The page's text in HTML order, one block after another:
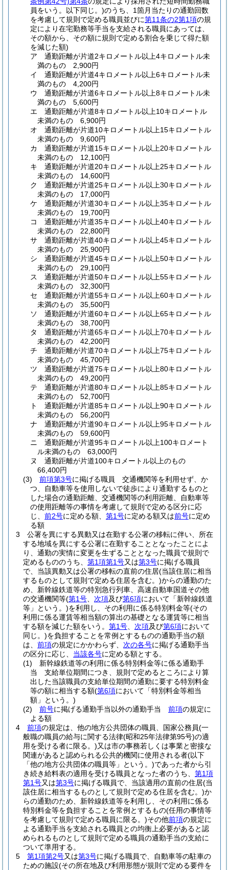
員をいう。以下同じ。)のうち、1箇月当たりの通勤回数
を考慮して規則で定める職員並びに第11条の2第1項の規
定により在宅勤務等手当を支給される職員にあっては、
その額から、その額に規則で定める割合を乗じて得た額
を減じた額)
ア
通勤距離が片道2キロメートル以上4キロメートル未
満のもの 2,900円
イ
通勤距離が片道4キロメートル以上6キロメートル未
満のもの 4,200円
ウ
通勤距離が片道6キロメートル以上8キロメートル未
満のもの 5,600円
エ
通勤距離が片道8キロメートル以上10キロメートル
未満のもの 6,900円
オ
通勤距離が片道10キロメートル以上15キロメートル
未満のもの 9,600円
カ
通勤距離が片道15キロメートル以上20キロメートル
未満のもの 12,100円
キ
通勤距離が片道20キロメートル以上25キロメートル
未満のもの 14,600円
ク
通勤距離が片道25キロメートル以上30キロメートル
未満のもの 17,000円
ケ
通勤距離が片道30キロメートル以上35キロメートル
未満のもの 19,700円
コ
通勤距離が片道35キロメートル以上40キロメートル
未満のもの 22,800円
サ
通勤距離が片道40キロメートル以上45キロメートル
未満のもの 25,900円
シ
通勤距離が片道45キロメートル以上50キロメートル
未満のもの 29,100円
ス
通勤距離が片道50キロメートル以上55キロメートル
未満のもの 32,300円
セ
通勤距離が片道55キロメートル以上60キロメートル
未満のもの 35,500円
ソ
通勤距離が片道60キロメートル以上65キロメートル
未満のもの 38,700円
タ
通勤距離が片道65キロメートル以上70キロメートル
未満のもの 42,200円
チ
通勤距離が片道70キロメートル以上75キロメートル
未満のもの 45,700円
ツ
通勤距離が片道75キロメートル以上80キロメートル
未満のもの 49,200円
テ
通勤距離が片道80キロメートル以上85キロメートル
未満のもの 52,700円
ト
通勤距離が片道85キロメートル以上90キロメートル
未満のもの 56,200円
ナ
通勤距離が片道90キロメートル以上95キロメートル
未満のもの 59,600円
ニ
通勤距離が片道95キロメートル以上100キロメート
ル未満のもの 63,000円
ヌ
通勤距離が片道100キロメートル以上のもの
66,400円
(3)
前項第3号に掲げる職員 交通機関等を利用せず、か
つ、自動車等を使用しないで徒歩により通勤するものと
した場合の通勤距離、交通機関等の利用距離、自動車等
の使用距離等の事情を考慮して規則で定める区分に応
じ、 前2号に定める額、 第1号に定める額又は前号に定め
る額
3
公署を異にする異動又は在勤する公署の移転に伴い、所在
する地域を異にする公署に在勤することとなったことによ
り、通勤の実情に変更を生ずることとなった職員で規則で
定めるもののうち、 第1項第1号又は第3号に掲げる職員
で、当該異動又は公署の移転の直前の住居(当該住居に相当
するものとして規則で定める住居を含む。)からの通勤のた
め、新幹線鉄道等の特別急行列車、高速自動車国道その他
の交通機関等(第1号 次項及び第6項において「新幹線鉄道
等」という。)を利用し、その利用に係る特別料金等(その
利用に係る運賃等相当額の算出の基礎となる運賃等に相当
する額を減じた額をいう。 第1号 次項及び第6項において
同じ。)を負担することを常例とするものの通勤手当の額
は、 前項の規定にかかわらず、 次の各号に掲げる通勤手当
の区分に応じ、 当該各号に定める額とする。
(1)
新幹線鉄道等の利用に係る特別料金等に係る通勤手
当 支給単位期間につき、規則で定めるところにより算
出した当該職員の支給単位期間の通勤に要する特別料金
等の額に相当する額(第6項において「特別料金等相当
額」という。)
(2)
前号に掲げる通勤手当以外の通勤手当 前項の規定に
よる額
4
前項の規定は、他の地方公共団体の職員、国家公務員(一
般職の職員の給与に関する法律(昭和25年法律第95号)の適
用を受ける者に限る。)又は市の事務若しくは事業と密接な
関連があると認められる公共的機関に使用される者(以下
「他の地方公共団体の職員等」という。)であった者から引
き続き給料表の適用を受ける職員となった者のうち、 第1項
第1号又は第3号に掲げる職員で、当該適用の直前の住居(当
該住居に相当するものとして規則で定める住居を含む。)か
らの通勤のため、新幹線鉄道等を利用し、その利用に係る
特別料金等を負担することを常例とするもの(任用の事情等
を考慮して規則で定める職員に限る。)その他前項の規定に
よる通勤手当を支給される職員との均衡上必要があると認
められるものとして規則で定める職員の通勤手当の支給に
ついて準用する。
5
第1項第2号又は第3号に掲げる職員で、自動車等の駐車の
ための施設(その所在地及び利用形態が規則で定める要件を